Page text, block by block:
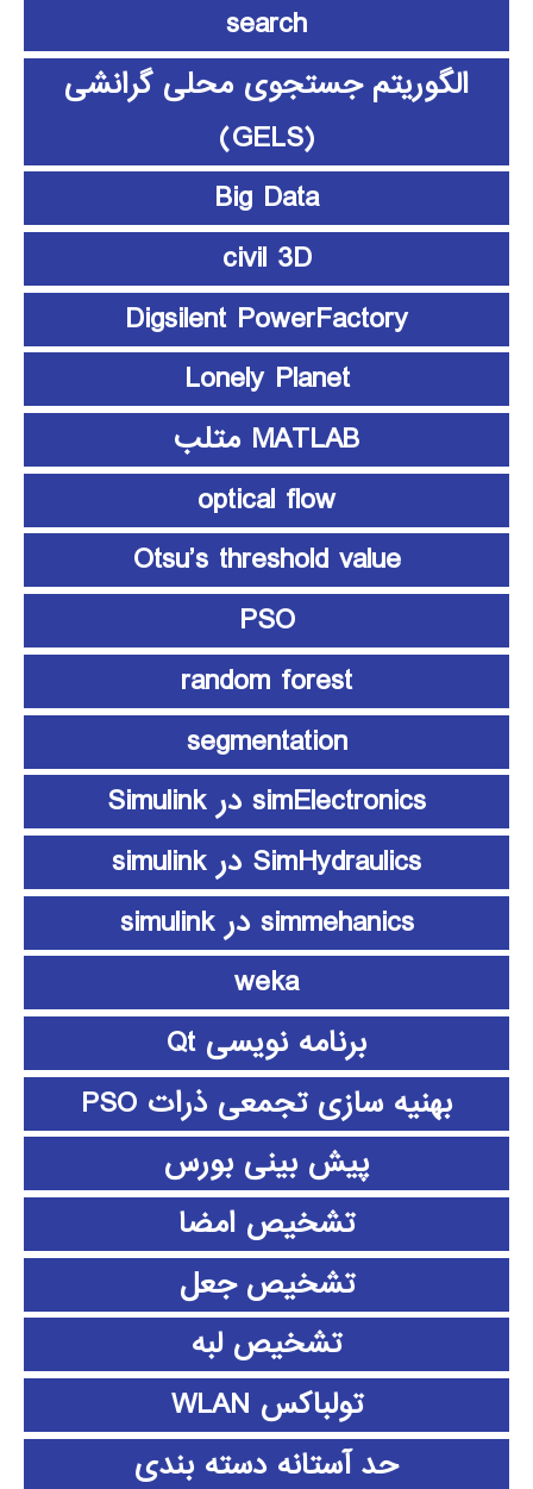
search
الگوریتم جستجوی محلی گرانشی
(GELS)
Big Data
civil 3D
Digsilent PowerFactory
Lonely Planet
MATLAB متلب
optical flow
Otsu’s threshold value
PSO
random forest
segmentation
simElectronics در Simulink
SimHydraulics در simulink
simmehanics در simulink
weka
برنامه نویسی Qt
بهنیه سازی تجمعی ذرات PSO
پیش بینی بورس
تشخیص امضا
تشخیص جعل
تشخیص لبه
تولباکس WLAN
حد آستانه دسته بندی